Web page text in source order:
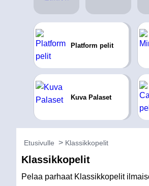
Platform pelit
Kuva Palaset
Etusivulle Klassikkopelit
Klassikkopelit
Pelaa parhaat Klassikkopelit